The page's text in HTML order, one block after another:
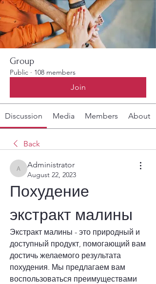
Group
Public · 108 members
Join
Discussion Media Members About
Back
Administrator
Administrator
August 22, 2023
Похудение
экстракт малины
Экстракт малины - это природный и
доступный продукт, помогающий вам
достичь желаемого результата
похудения. Мы предлагаем вам
воспользоваться преимуществами